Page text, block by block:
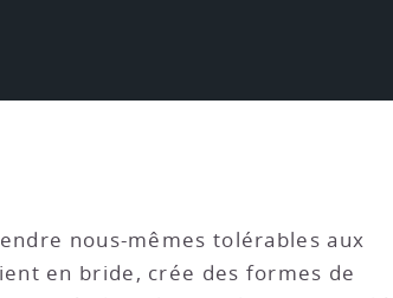
nous-mêmes tolérables aux
en bride, crée des formes de